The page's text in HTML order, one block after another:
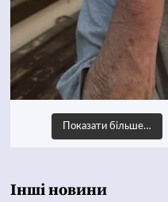
Показати більше…
Інші новини